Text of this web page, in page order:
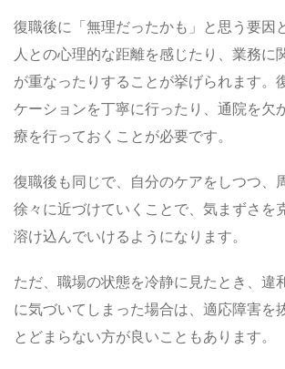
復職後に「無理だったかも」と思う要因
人との心理的な距離を感じたり、業務に
が重なったりすることが挙げられます。
ケーションを丁寧に行ったり、通院を欠
療を行っておくことが必要です。
復職後も同じで、自分のケアをしつつ、
徐々に近づけていくことで、気まずさを
溶け込んでいけるようになります。
ただ、職場の状態を冷静に見たとき、違
に気づいてしまった場合は、適応障害を
とどまらない方が良いこともあります。